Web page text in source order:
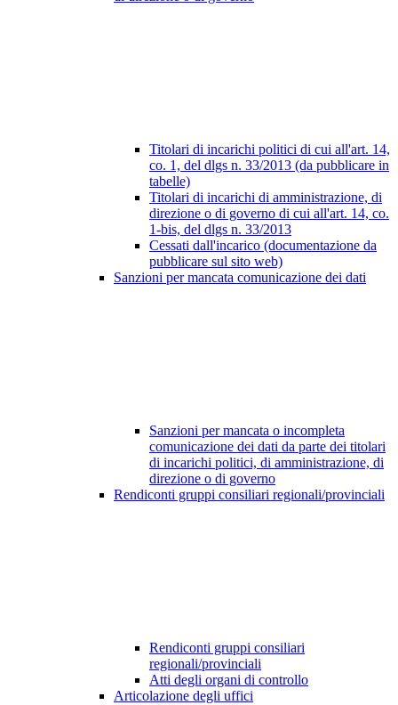
Titolari di incarichi politici di cui all'art. 14,
co. 1, del dlgs n. 33/2013 (da pubblicare in
tabelle)
Titolari di incarichi di amministrazione, di
direzione o di governo di cui all'art. 14, co.
1-bis, del dlgs n. 33/2013
Cessati dall'incarico (documentazione da
pubblicare sul sito web)
Sanzioni per mancata comunicazione dei dati
Sanzioni per mancata o incompleta
comunicazione dei dati da parte dei titolari
di incarichi politici, di amministrazione, di
direzione o di governo
Rendiconti gruppi consiliari regionali/provinciali
Rendiconti gruppi consiliari
regionali/provinciali
Atti degli organi di controllo
Articolazione degli uffici